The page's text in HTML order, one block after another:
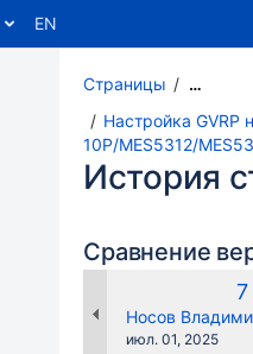
EN
Страницы …
Настройка
10P/MES5312/
История
Сравнение
7
Носов
Сохранено
июл. 01, 2025